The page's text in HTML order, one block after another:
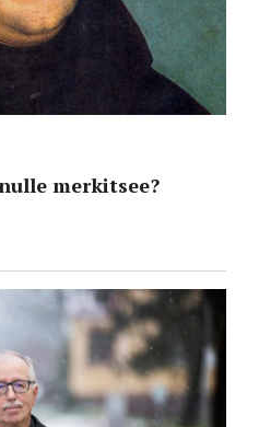
merkitsee?